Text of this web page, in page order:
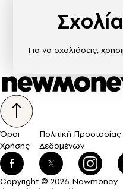
Για να σχολιάσεις,
Όροι
Χρήσης
Πολιτική
Δεδομένων
Copyright © 2026 Newmoney